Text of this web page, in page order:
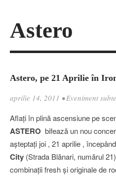
Astero
Astero, pe 21 Aprilie în
aprilie 14, 2011 •Eveniment
Aflaţi în plină ascensiune pe
ASTERO bifează un nou
aşteptaţi joi , 21 aprilie ,
City (Strada Blănari, numărul 21)
combinaţii fresh şi originale de